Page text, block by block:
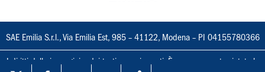
SAE Emilia S.r.l., Via Emilia Est, 985 – 41122, Modena – PI 04155780366
I diritti delle immagini e dei testi sono riservati. È espressamente vietata la